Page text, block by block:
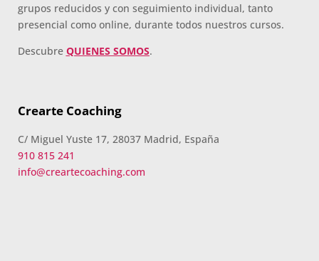
grupos reducidos y con seguimiento individual, tanto
presencial como online, durante todos nuestros cursos.
Descubre QUIENES SOMOS.
Crearte Coaching
C/ Miguel Yuste 17, 28037 Madrid, España
910 815 241
info@creartecoaching.com